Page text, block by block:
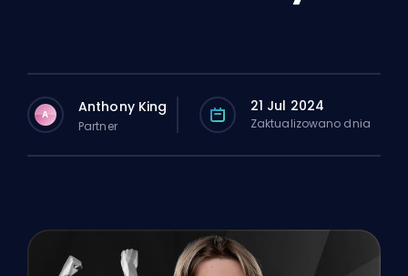
A Anthony King
Partner
21 Jul 2024
Zaktualizowano dnia